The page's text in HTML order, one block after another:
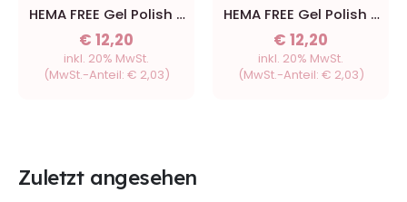
HEMA FREE Gel Polish -
127 Espresso - 8ml
€ 12,20
inkl. 20% MwSt.
(MwSt.-Anteil: € 2,03)
HEMA FREE Gel Polish -
123 Maroon - 8ml
€ 12,20
inkl. 20% MwSt.
(MwSt.-Anteil: € 2,03)
Zuletzt angesehen